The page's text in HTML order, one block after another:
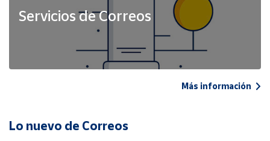
Servicios de Correos
Más información
Lo nuevo de Correos